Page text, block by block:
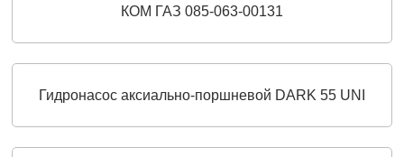
КОМ ГАЗ 085-063-00131
Гидронасос аксиально-поршневой DARK 55 UNI